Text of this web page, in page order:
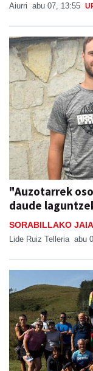
Aiurri abu 07, 13:55
"Auzotarrek
daude
SORABILLAKO
Lide Ruiz Telleria abu